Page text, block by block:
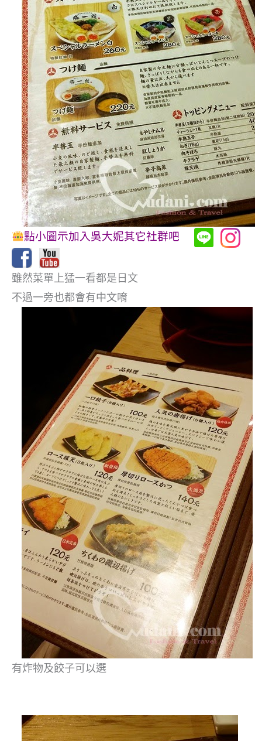
點小圖示加入吳大妮其它社群吧
雖然菜單上猛一看都是日文
不過一旁也都會有中文唷
有炸物及餃子可以選